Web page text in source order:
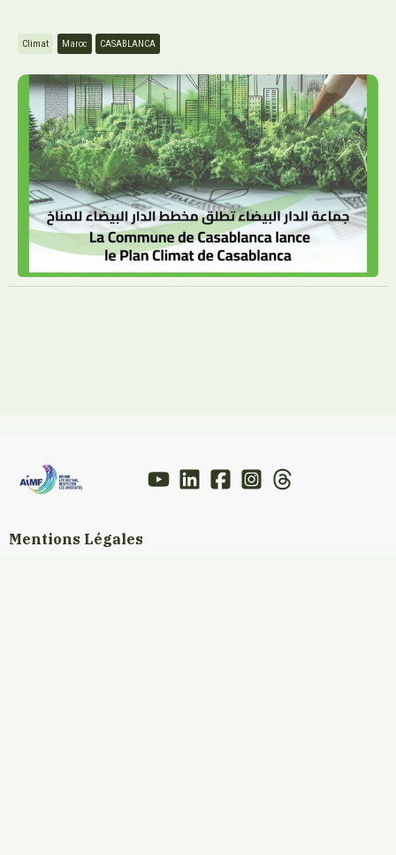
Climat Maroc CASABLANCA
Mentions Légales